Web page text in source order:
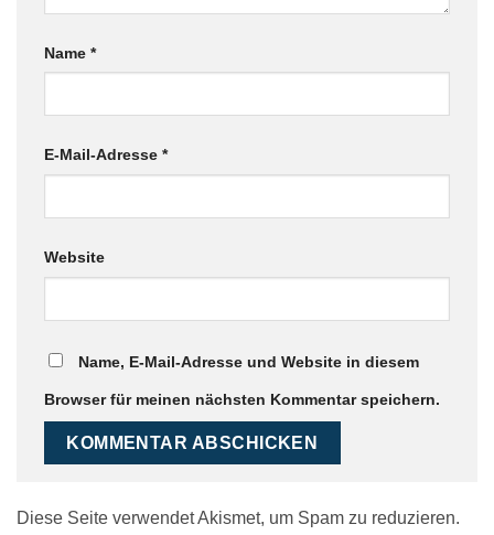
Name *
E-Mail-Adresse *
Website
Name, E-Mail-Adresse und Website in diesem
Browser für meinen nächsten Kommentar speichern.
Diese Seite verwendet Akismet, um Spam zu reduzieren.